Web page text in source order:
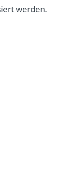
werden.